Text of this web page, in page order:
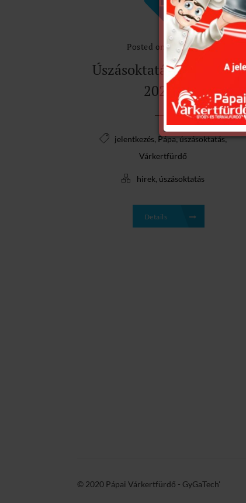
Posted on 2021.01.12.
Úszásoktatás jelentkezés
2020/21
jelentkezés Pápa,úszásoktatás,
Várkertfürdő
hirek, úszásoktatás
Details
© 2020 Pápai Várkertfürdő - GyGaTech'